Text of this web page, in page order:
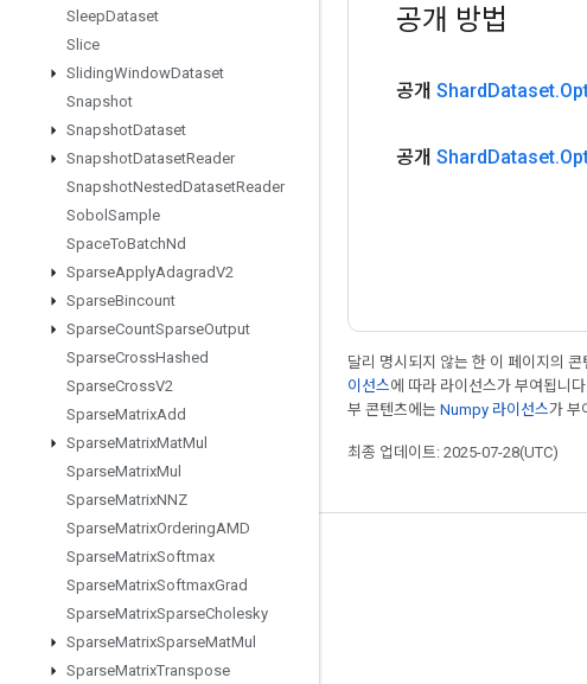
SleepDataset
Slice
SlidingWindowDataset
Snapshot
SnapshotDataset
SnapshotDatasetReader
SnapshotNestedDatasetReader
Sobol Sample
SpaceToBatchNd
SparseApplyAdagradV2
SparseBincount
SparseCountSparseOutput
SparseCrossHashed
SparseCrossV2
SparseMatrixAdd
SparseMatrixMatMul
SparseMatrixMul
SparseMatrixNNZ
SparseMatrixOrderingAMD
SparseMatrixSoftmax
SparseMatrixSoftmaxGrad
SparseMatrixSparseCholesky
SparseMatrixSparseMatMul
SparseMatrixTranspose
공개 방법
공개 ShardDataset.
공개 ShardDataset.
달리 명시되지 않는 한 이 페이지의 콘
이선스에 따라 라이선스가 부여됩니
부 콘텐츠에는 Numpy 라이선스가 부
최종 업데이트: 2025-07-28(UTC)
최신 소식 확인하기
포럼
GitHub